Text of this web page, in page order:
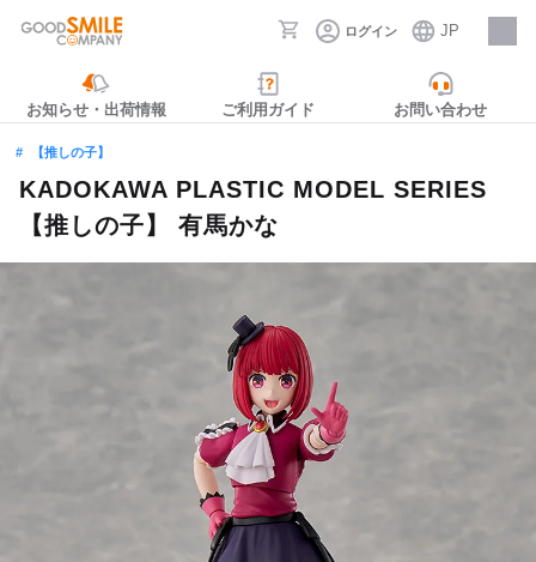
ログイン JP
採用情報
お知らせ・出荷情報 ご利用ガイド お問い合わせ
【推しの子】
KADOKAWA PLASTIC MODEL SERIES
【推しの子】 有馬かな